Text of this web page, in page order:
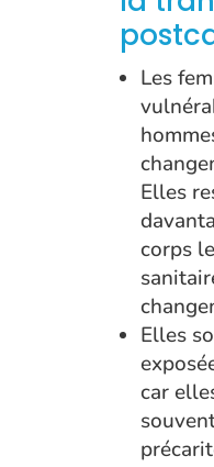
Les
Elles
corps
Elles
car